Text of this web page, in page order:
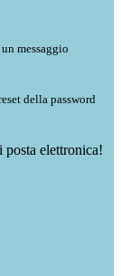
messaggio
della password
elettronica!